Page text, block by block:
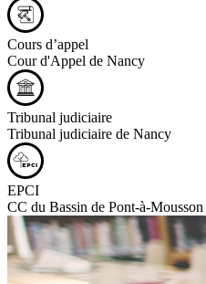
Cours d’appel
Cour d'Appel de Nancy
Tribunal judiciaire
Tribunal judiciaire de Nancy
EPCI
CC du Bassin de Pont-à-Mousson